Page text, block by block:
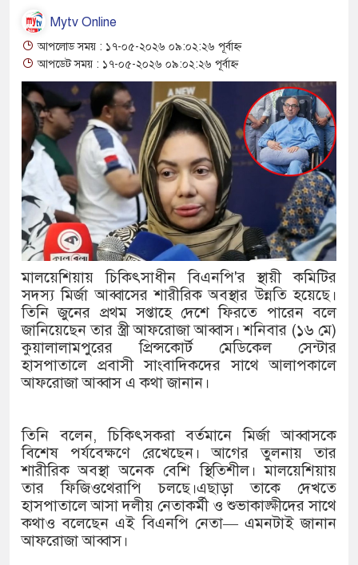
থাকায় বিক্রিতে নিষেধাজ্ঞা
অত্যাচারের ছবি যেন আর তুলতে
আলাল
‘গুলশানের চামেলি’তে ভিন্ন রূপে
যৌনকর্মীর দালাল চরিত্রে
সারজিস-পাটোয়ারীসহ ১০ জনের
গুলশান থেকে সাবেক মন্ত্রী লতিফ
‘স্কুটি নাকি গোল্ড?’
এর ফ্রিডম ব্র্যান্ড, বাড়ল ক্যাম্পেইনের
সংবিধান অনুযায়ী যথাসময়ে
খিলক্ষেত থানা বিএনপির যুগ্ম
দেশের ৬ অঞ্চলে ঝড়ের আভাস
সার্ককে আরও গতিশীল করতে চায়
প্রেমের সম্পর্ক ছিন্ন না করায় মা-
Mytv Online
আপলোড সময় : ১৭-০৫-২০২৬ ০৯:০২:২৬ পূর্বাহ্ন
আপডেট সময় : ১৭-০৫-২০২৬ ০৯:০২:২৬ পূর্বাহ্ন
মালয়েশিয়ায় চিকিৎসাধীন বিএনপি'র স্থায়ী কমিটির
সদস্য মির্জা আব্বাসের শারীরিক অবস্থার উন্নতি হয়েছে।
তিনি জুনের প্রথম সপ্তাহে দেশে ফিরতে পারেন বলে
জানিয়েছেন তার স্ত্রী আফরোজা আব্বাস। শনিবার (১৬ মে)
কুয়ালালামপুরের প্রিন্সকোর্ট মেডিকেল সেন্টার
হাসপাতালে প্রবাসী সাংবাদিকদের সাথে আলাপকালে
আফরোজা আব্বাস এ কথা জানান।
তিনি বলেন, চিকিৎসকরা বর্তমানে মির্জা আব্বাসকে
বিশেষ পর্যবেক্ষণে রেখেছেন। আগের তুলনায় তার
শারীরিক অবস্থা অনেক বেশি স্থিতিশীল। মালয়েশিয়ায়
তার ফিজিওথেরাপি চলছে।এছাড়া তাকে দেখতে
হাসপাতালে আসা দলীয় নেতাকর্মী ও শুভাকাঙ্ক্ষীদের সাথে
কথাও বলেছেন এই বিএনপি নেতা— এমনটাই জানান
আফরোজা আব্বাস।